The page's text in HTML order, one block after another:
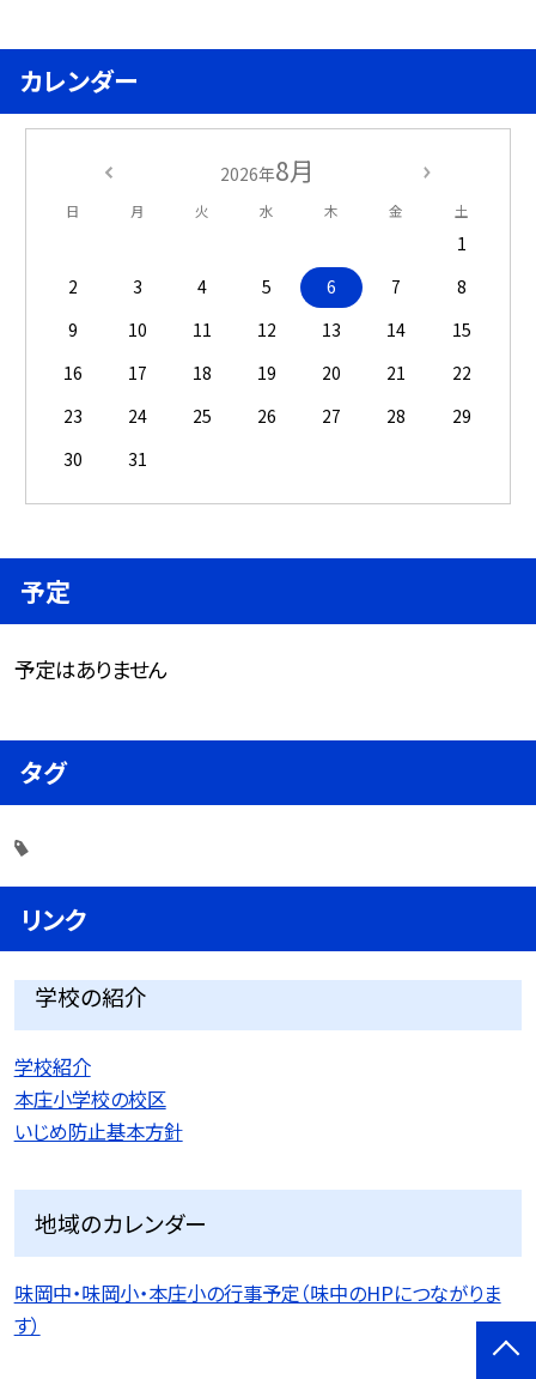
カレンダー
2026年8月
日 月 火 水 木 金 土
1
2
3 4 5 6 7
8
9
10 11 12 13 14
15
16
17 18 19 20 21
22
23
24 25 26 27 28
29
30
31
予定
予定はありません
タグ
リンク
学校の紹介
学校紹介
本庄小学校の校区
いじめ防止基本方針
地域のカレンダー
味岡中・味岡小・本庄小の行事予定（味中のHPにつながりま
す）